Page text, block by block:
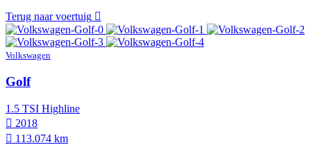
Terug naar voertuig
Volkswagen
Golf
1.5 TSI Highline
2018
113.074 km